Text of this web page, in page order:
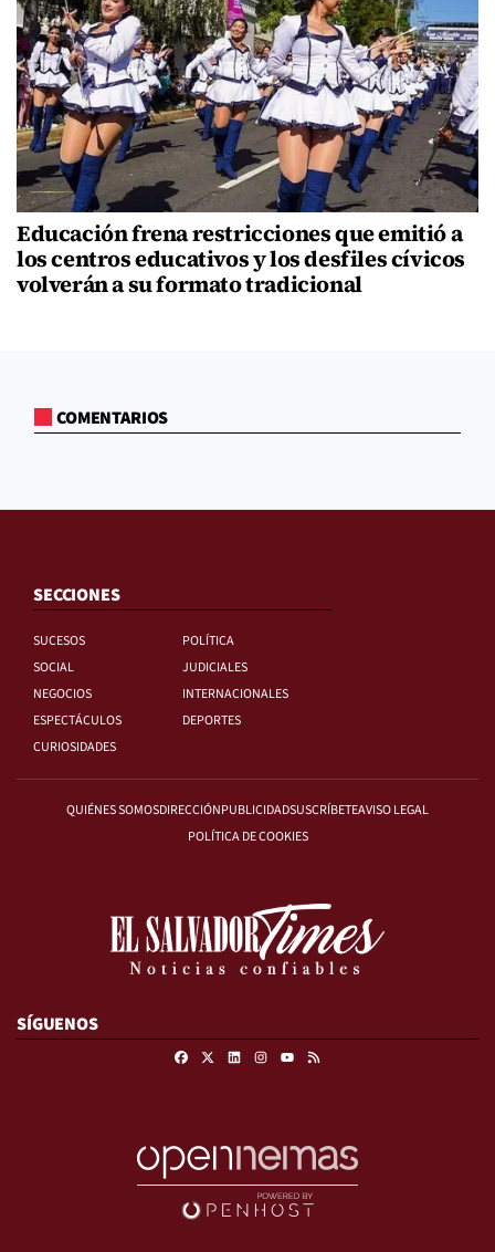
Educación frena restricciones que emitió a
los centros educativos y los desfiles cívicos
volverán a su formato tradicional
COMENTARIOS
SECCIONES
SUCESOS
POLÍTICA
SOCIAL
JUDICIALES
NEGOCIOS
INTERNACIONALES
ESPECTÁCULOS
DEPORTES
CURIOSIDADES
QUIÉNES SOMOSDIRECCIÓNPUBLICIDADSUSCRÍBETEAVISO LEGAL
POLÍTICA DE COOKIES
SÍGUENOS
FacebookLinkedinInstagram